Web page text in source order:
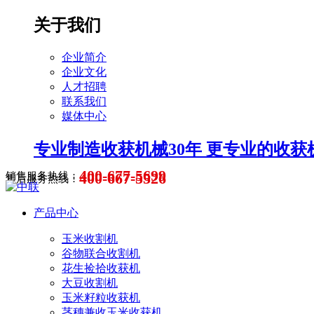
关于我们
企业简介
企业文化
人才招聘
联系我们
媒体中心
专业制造收获机械30年 更专业的收获
销售服务热线： 400-677-5699
售后服务热线： 400-667-5526
产品中心
玉米收割机
谷物联合收割机
花生捡拾收获机
大豆收割机
玉米籽粒收获机